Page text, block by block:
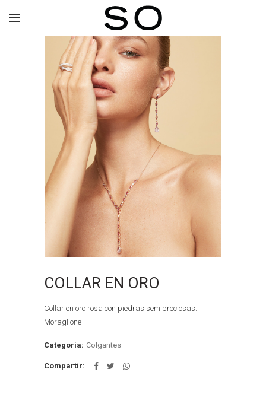
COLLAR EN ORO
Collar en oro rosa con piedras semipreciosas.
Moraglione
Categoría: Colgantes
Compartir